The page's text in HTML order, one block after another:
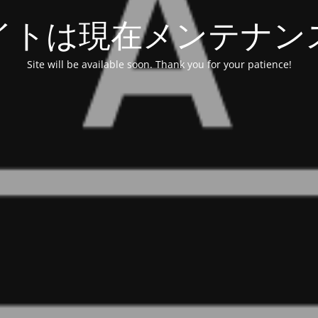
トは現在メンテナン
Site will be available soon. Thank you for your patience!